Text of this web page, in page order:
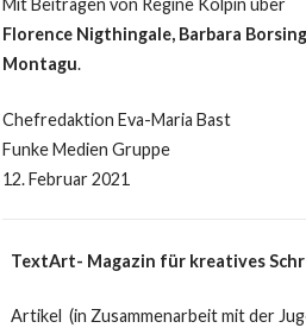
Mit Beiträgen von Regine Kölpin über
Florence Nigthingale, Barbara
Montagu.
Chefredaktion Eva-Maria Bast
Funke Medien Gruppe
12. Februar 2021
TextArt- Magazin für kreatives
Artikel (in Zusammenarbeit mit der